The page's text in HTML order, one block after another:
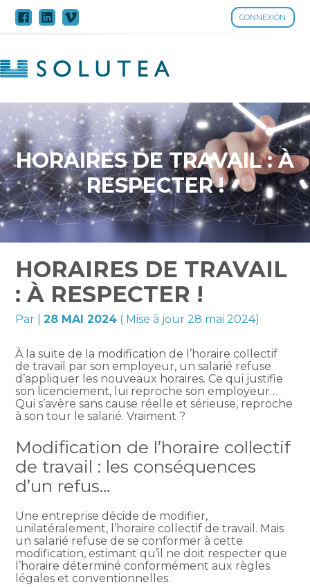
CONNEXION
Aller
HORAIRES DE TRAVAIL : À
RESPECTER !
HORAIRES DE TRAVAIL
: À RESPECTER !
Par |28 MAI 2024 ( Mise à jour 28 mai 2024)
À la suite de la modification de l’horaire collectif
de travail par son employeur, un salarié refuse
d’appliquer les nouveaux horaires. Ce qui justifie
son licenciement, lui reproche son employeur…
Qui s’avère sans cause réelle et sérieuse, reproche
à son tour le salarié. Vraiment ?
Modification de l’horaire collectif
de travail : les conséquences
d’un refus…
Une entreprise décide de modifier,
unilatéralement, l’horaire collectif de travail. Mais
un salarié refuse de se conformer à cette
modification, estimant qu’il ne doit respecter que
l’horaire déterminé conformément aux règles
légales et conventionnelles.